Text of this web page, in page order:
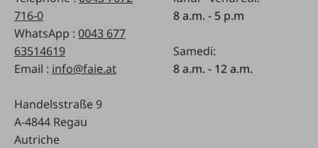
716-0
WhatsApp : 0043 677
63514619
Email : info@faie.at
Handelsstraße 9
A-4844 Regau
Autriche
8 a.m. - 5 p.m
Samedi:
8 a.m. - 12 a.m.